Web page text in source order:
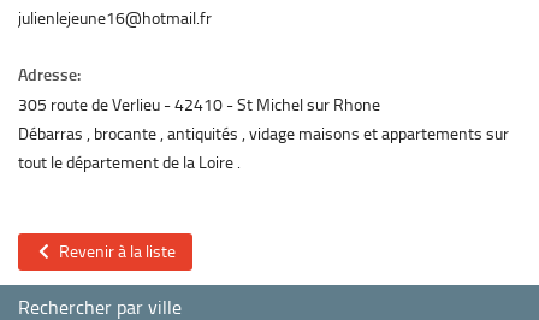
julienlejeune16@hotmail.fr
Adresse:
305 route de Verlieu 42410
St Michel sur Rhone
Débarras , brocante , antiquités , vidage maisons et appartements sur
tout le département de la Loire .
Revenir à la liste
Rechercher par ville